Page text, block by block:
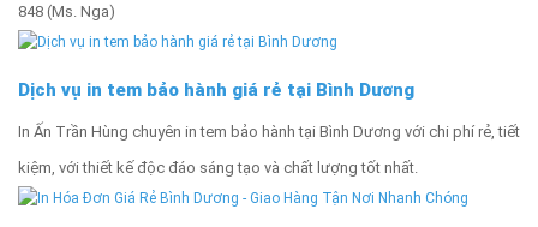
848 (Ms. Nga)
Dịch vụ in tem bảo hành giá rẻ tại Bình Dương
In Ấn Trần Hùng chuyên in tem bảo hành tại Bình Dương với chi phí rẻ, tiết
kiệm, với thiết kế độc đáo sáng tạo và chất lượng tốt nhất.